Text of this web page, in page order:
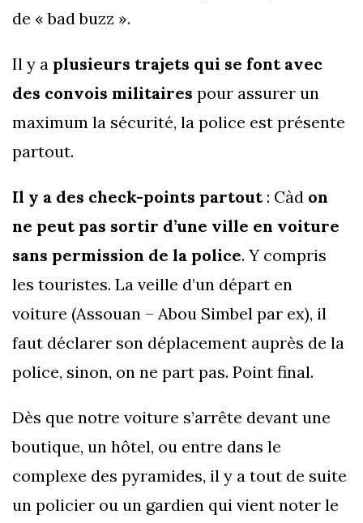
de « bad buzz ».
Il y a plusieurs trajets qui se font avec
des convois militaires pour assurer un
maximum la sécurité, la police est présente
partout.
Il y a des check-points partout: Càd on
ne peut pas sortir d’une ville en voiture
sans permission de la police. Y compris
les touristes. La veille d’un départ en
voiture (Assouan – Abou Simbel par ex), il
faut déclarer son déplacement auprès de la
police, sinon, on ne part pas. Point final.
Dès que notre voiture s’arrête devant une
boutique, un hôtel, ou entre dans le
complexe des pyramides, il y a tout de suite
un policier ou un gardien qui vient noter le